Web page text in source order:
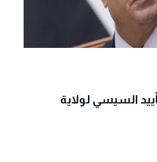
السيسي لولاية